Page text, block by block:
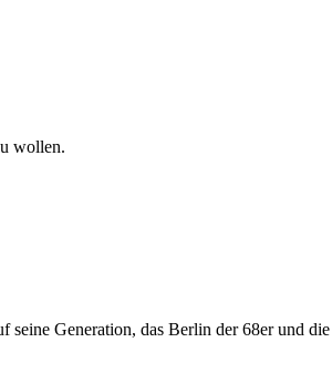
wollen.
Generation, das Berlin der 68er und die